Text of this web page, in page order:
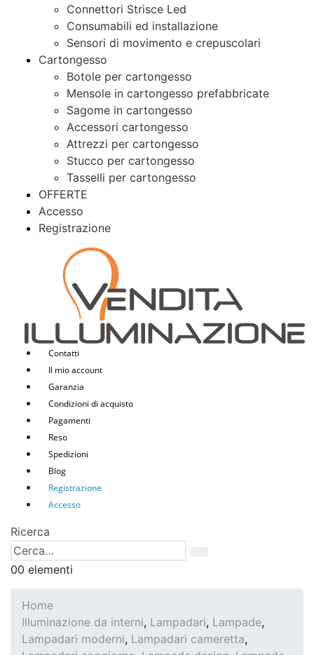
Connettori Strisce Led
Consumabili ed installazione
Sensori di movimento e crepuscolari
Cartongesso
Botole per cartongesso
Mensole in cartongesso prefabbricate
Sagome in cartongesso
Accessori cartongesso
Attrezzi per cartongesso
Stucco per cartongesso
Tasselli per cartongesso
OFFERTE
Accesso
Registrazione
Contatti
Il mio account
Garanzia
Condizioni di acquisto
Pagamenti
Reso
Spedizioni
Blog
Registrazione
Accesso
Ricerca
00 elementi
Home
Illuminazione da interni, Lampadari, Lampade,
Lampadari moderni, Lampadari cameretta,